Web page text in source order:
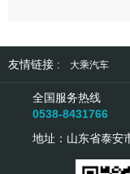
友情链接 : 大乘汽车
全国服务热线
0538-8431766
地址：山东省泰安